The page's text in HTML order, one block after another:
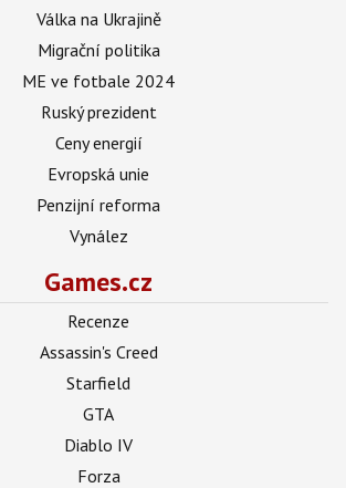
Válka na Ukrajině
Migrační politika
ME ve fotbale 2024
Ruský prezident
Ceny energií
Evropská unie
Penzijní reforma
Vynález
Games.cz
Recenze
Assassin's Creed
Starfield
GTA
Diablo IV
Forza